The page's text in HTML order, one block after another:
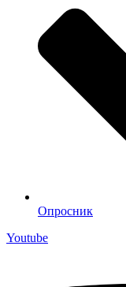
Опросник
Youtube